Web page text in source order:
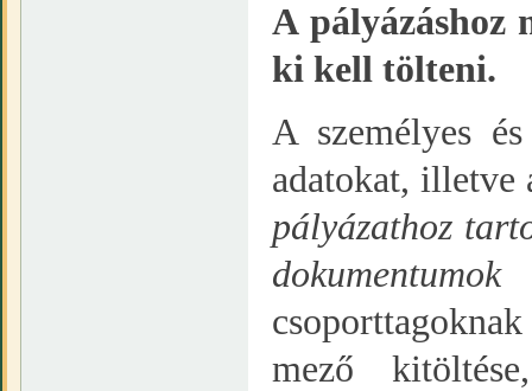
A pályázáshoz
ki kell tölteni.
A személyes
adatokat, illetve
pályázathoz
mező